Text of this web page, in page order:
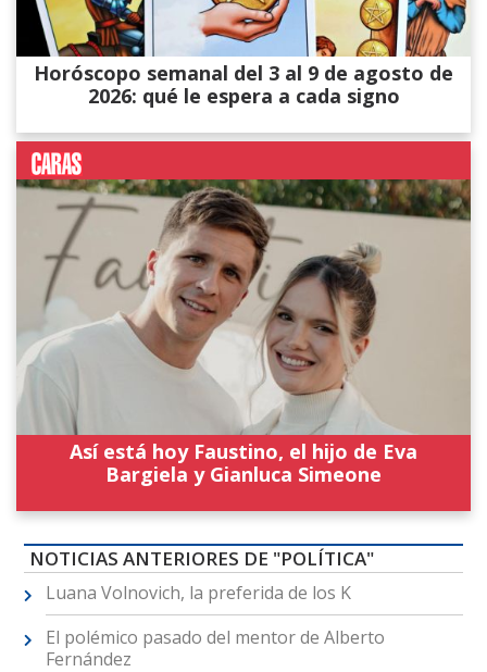
Horóscopo semanal del 3 al 9 de agosto de
2026: qué le espera a cada signo
Así está hoy Faustino, el hijo de Eva
Bargiela y Gianluca Simeone
NOTICIAS ANTERIORES DE "POLÍTICA"
Luana Volnovich, la preferida de los K
El polémico pasado del mentor de Alberto
Fernández